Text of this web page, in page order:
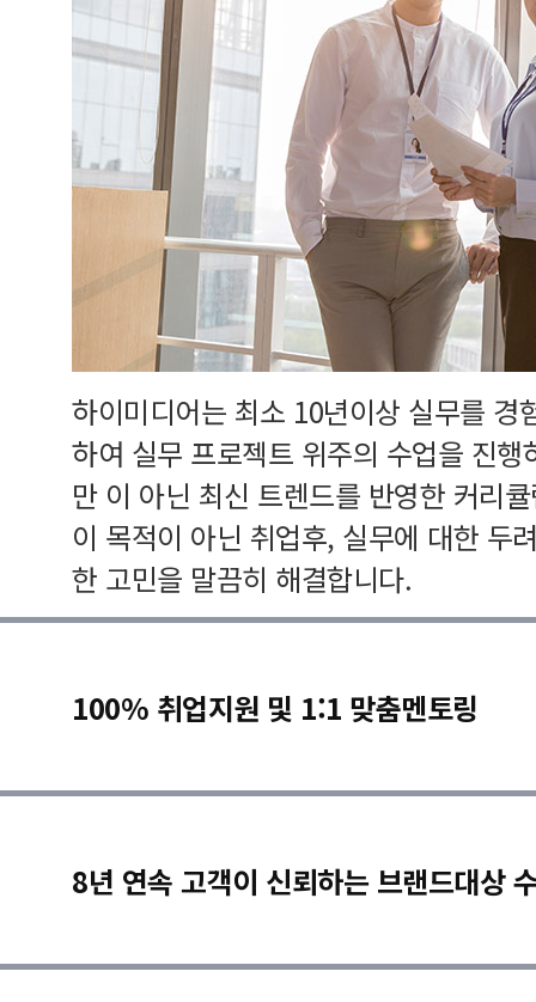
하이미디어는 최소 10년이상 실무를 경
하여 실무 프로젝트 위주의 수업을 진
만 이 아닌 최신 트렌드를 반영한 커리
이 목적이 아닌 취업후, 실무에 대한 두
한 고민을 말끔히 해결합니다.
100% 취업지원 및 1:1 맞춤멘토링
8년 연속 고객이 신뢰하는 브랜드대상